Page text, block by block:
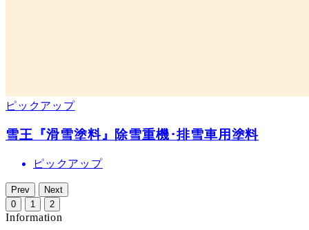
ピックアップ
雪王『滑雪塗料』除雪重機･排雪車用塗料
ピックアップ
Prev
Next
0
1 2
Information